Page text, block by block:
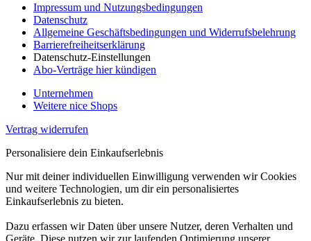
Impressum und Nutzungsbedingungen
Datenschutz
Allgemeine Geschäftsbedingungen und Widerrufsbelehrung
Barrierefreiheitserklärung
Datenschutz-Einstellungen
Abo-Verträge hier kündigen
Unternehmen
Weitere nice Shops
Vertrag widerrufen
Personalisiere dein Einkaufserlebnis
Nur mit deiner individuellen Einwilligung verwenden wir Cookies
und weitere Technologien, um dir ein personalisiertes
Einkaufserlebnis zu bieten.
Dazu erfassen wir Daten über unsere Nutzer, deren Verhalten und
Geräte. Diese nutzen wir zur laufenden Optimierung unserer